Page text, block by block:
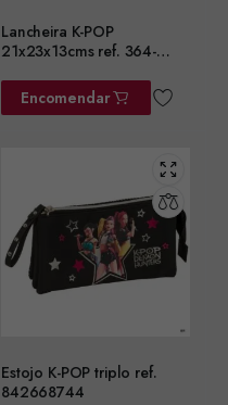
Lancheira K-POP
21x23x13cms ref. 364-
Encomendar
Estojo K-POP triplo ref.
842668744